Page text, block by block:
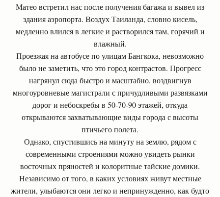
Матео встретил нас после получения багажа и вывел из
здания аэропорта. Воздух Таиланда, словно кисель,
медленно влился в легкие и растворился там, горячий и
влажный.
Проезжая на автобусе по улицам Бангкока, невозможно
было не заметить, что это город контрастов. Прогресс
нагрянул сюда быстро и масштабно, воздвигнув
многоуровневые магистрали с причудливыми развязками
дорог и небоскребы в 50-70-90 этажей, откуда
открываются захватывающие виды города с высоты
птичьего полета.
Однако, спустившись на минуту на землю, рядом с
современными строениями можно увидеть рынки
восточных пряностей и колоритные тайские домики.
Независимо от того, в каких условиях живут местные
жители, улыбаются они легко и непринужденно, как будто